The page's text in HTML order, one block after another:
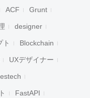
ACF Grunt
designer
ト Blockchain
UXデザイナー
FastAPI